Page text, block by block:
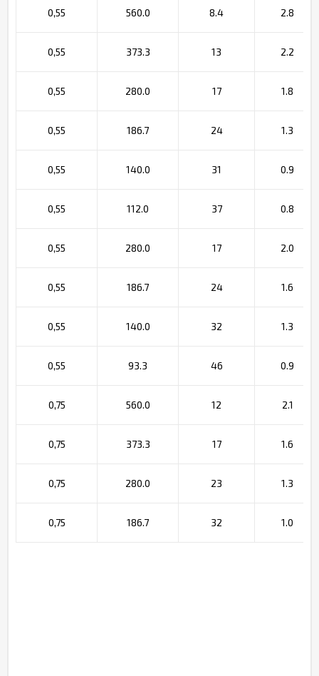
0,55 560.0 8.4 2.8
0,55 373.3 13 2.2
0,55 280.0 17 1.8
0,55 186.7 24 1.3
0,55 140.0 31 0.9
0,55 112.0 37 0.8
0,55 280.0 17 2.0
0,55 186.7 24 1.6
0,55 140.0 32 1.3
0,55 93.3 46 0.9
0,75 560.0 12 2.1
0,75 373.3 17 1.6
0,75 280.0 23 1.3
0,75 186.7 32 1.0